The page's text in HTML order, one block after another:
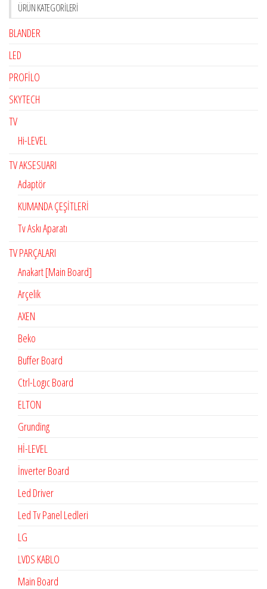
ÜRÜN KATEGORILERI
BLANDER
LED
PROFİLO
SKYTECH
TV
Hi-LEVEL
TV AKSESUARI
Adaptör
KUMANDA ÇEŞİTLERİ
Tv Askı Aparatı
TV PARÇALARI
Anakart [Main Board]
Arçelik
AXEN
Beko
Buffer Board
Ctrl-Logıc Board
ELTON
Grunding
Hİ-LEVEL
İnverter Board
Led Driver
Led Tv Panel Ledleri
LG
LVDS KABLO
Main Board